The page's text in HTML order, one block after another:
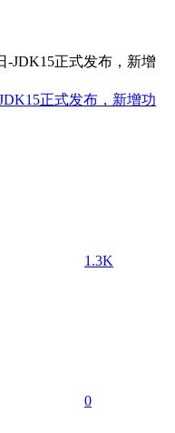
正式发布，新增功
1.3K
0